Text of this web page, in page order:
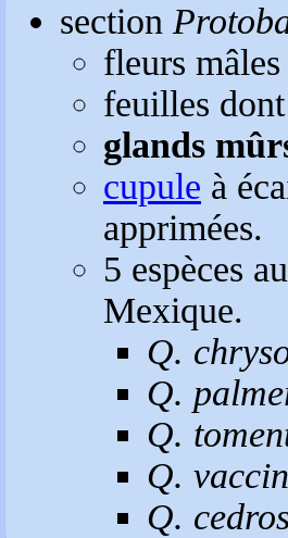
section
fleurs mâles
feuilles
glands
cupule à
apprimées.
5 espèces
Mexique.
Q.
Q.
Q.
Q.
Q.